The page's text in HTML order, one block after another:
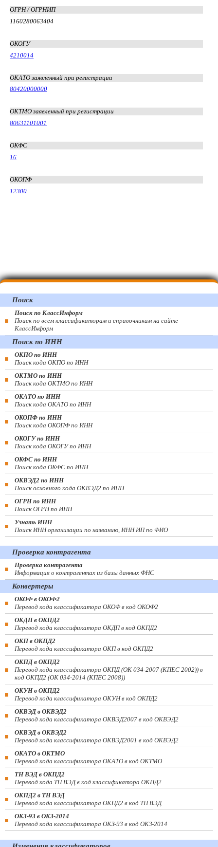
ОГРН / ОГРНИП
1160280063404
ОКОГУ
4210014
ОКАТО заявленный при регистрации
80420000000
ОКТМО заявленный при регистрации
80631101001
ОКФС
16
ОКОПФ
12300
Поиск
Поиск по КлассИнформ
Поиск по всем классификаторам и справочникам на сайте
КлассИнформ
Поиск по ИНН
ОКПО по ИНН
Поиск кода ОКПО по ИНН
ОКТМО по ИНН
Поиск кода ОКТМО по ИНН
ОКАТО по ИНН
Поиск кода ОКАТО по ИНН
ОКОПФ по ИНН
Поиск кода ОКОПФ по ИНН
ОКОГУ по ИНН
Поиск кода ОКОГУ по ИНН
ОКФС по ИНН
Поиск кода ОКФС по ИНН
ОКВЭД2 по ИНН
Поиск основного кода ОКВЭД2 по ИНН
ОГРН по ИНН
Поиск ОГРН по ИНН
Узнать ИНН
Поиск ИНН организации по названию, ИНН ИП по ФИО
Проверка контрагента
Проверка контрагента
Информация о контрагентах из базы данных ФНС
Конвертеры
ОКОФ в ОКОФ2
Перевод кода классификатора ОКОФ в код ОКОФ2
ОКДП в ОКПД2
Перевод кода классификатора ОКДП в код ОКПД2
ОКП в ОКПД2
Перевод кода классификатора ОКП в код ОКПД2
ОКПД в ОКПД2
Перевод кода классификатора ОКПД (ОК 034-2007 (КПЕС 2002)) в
код ОКПД2 (ОК 034-2014 (КПЕС 2008))
ОКУН в ОКПД2
Перевод кода классификатора ОКУН в код ОКПД2
ОКВЭД в ОКВЭД2
Перевод кода классификатора ОКВЭД2007 в код ОКВЭД2
ОКВЭД в ОКВЭД2
Перевод кода классификатора ОКВЭД2001 в код ОКВЭД2
ОКАТО в ОКТМО
Перевод кода классификатора ОКАТО в код ОКТМО
ТН ВЭД в ОКПД2
Перевод кода ТН ВЭД в код классификатора ОКПД2
ОКПД2 в ТН ВЭД
Перевод кода классификатора ОКПД2 в код ТН ВЭД
ОКЗ-93 в ОКЗ-2014
Перевод кода классификатора ОКЗ-93 в код ОКЗ-2014